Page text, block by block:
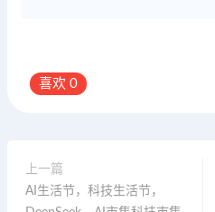
喜欢 0
上一篇
AI生活节，科技生活节，